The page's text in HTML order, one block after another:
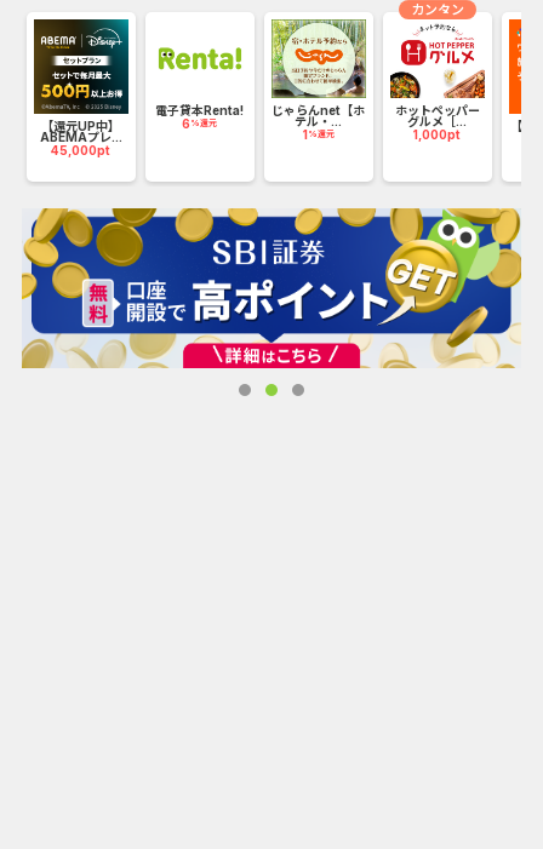
イオンのネット専用スーパー『グリーンビーンズ』って？
〇最短当日、最大6－23時まで1時間単位からお届け ※地
域により配送条件が異なる場合がございます。詳細は予約画
面をご確認下さい。
〇 生鮮品から日用品・医薬品まで30,000点以上の充実した
品揃え
〇 徹底した温度管理で鮮度に自信
〇 トップバリュ商品も豊富
【還元UP中】
ABEMAプレ...
45,000pt
電子貸本Renta!
6 %還元
じゃらんnet【ホ
テル・...
1 %還元
ホットペッパー
グルメ［...
1,000pt
カンタン
【